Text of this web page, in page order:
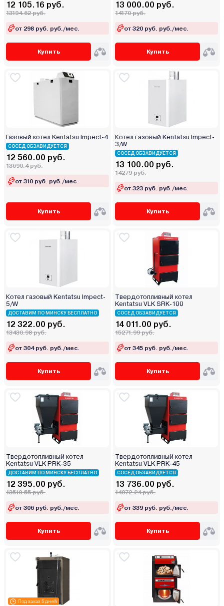
12 105.16 руб.
13194.62 руб.
от 298 руб. руб./мес.
Купить
13 000.00 руб.
14170 руб.
от 320 руб. руб./мес.
Купить
Газовый котел Kentatsu Impect-4
СОСЕД ОБЗАВИДУЕТСЯ
12 560.00 руб.
13690.4 руб.
от 310 руб. руб./мес.
Купить
Котел газовый Kentatsu Impect-
3/W
СОСЕД ОБЗАВИДУЕТСЯ
13 100.00 руб.
14279 руб.
от 323 руб. руб./мес.
Купить
Котел газовый Kentatsu Impect-
5/W
ДОСТАВИМ ПО МИНСКУ БЕСПЛАТНО
12 322.00 руб.
13430.98 руб.
от 304 руб. руб./мес.
Купить
Твердотопливный котел
Kentatsu VLK SRK-100
СОСЕД ОБЗАВИДУЕТСЯ
14 011.00 руб.
15271.99 руб.
от 345 руб. руб./мес.
Купить
Твердотопливный котел
Kentatsu VLK PRK-35
ДОСТАВИМ ПО МИНСКУ БЕСПЛАТНО
12 395.00 руб.
13510.55 руб.
от 306 руб. руб./мес.
Купить
Твердотопливный котел
Kentatsu VLK PRK-45
СОСЕД ОБЗАВИДУЕТСЯ
13 736.00 руб.
14972.24 руб.
от 339 руб. руб./мес.
Купить
Под заказ 5 дней